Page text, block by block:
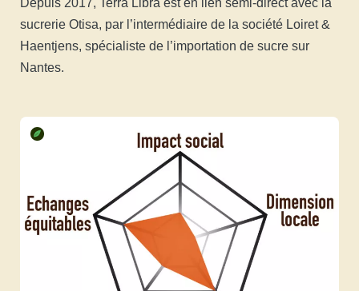
Depuis 2017, Terra Libra est en lien semi-direct avec la
sucrerie Otisa, par l’intermédiaire de la société Loiret &
Haentjens, spécialiste de l’importation de sucre sur
Nantes.